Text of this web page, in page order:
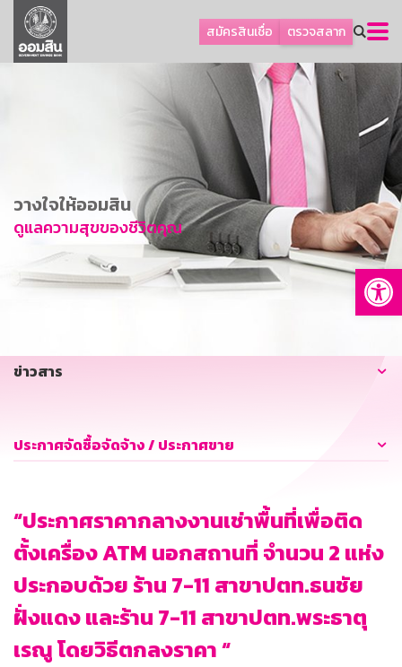
สมัครสินเชื่อ ตรวจสลาก
ลูกค้าธุรกิจ
ลูกค้าผู้ประกอบรายย่อย
การพัฒนาที่ยั่งยืน
ข่าวสาร
บริการทางการเงิน
อื่นๆ
วางใจให้ออมสิน
ดูแลความสุขของชีวิตคุณ
ข่าวสาร
ประกาศจัดซื้อจัดจ้าง / ประกาศขาย
“ประกาศราคากลางงานเช่าพื้นที่เพื่อติด
ตั้งเครื่อง ATM นอกสถานที่ จำนวน 2 แห่ง
ประกอบด้วย ร้าน 7-11 สาขาปตท.ธนชัย
ฝั่งแดง และร้าน 7-11 สาขาปตท.พระธาตุ
เรณู โดยวิธีตกลงราคา “